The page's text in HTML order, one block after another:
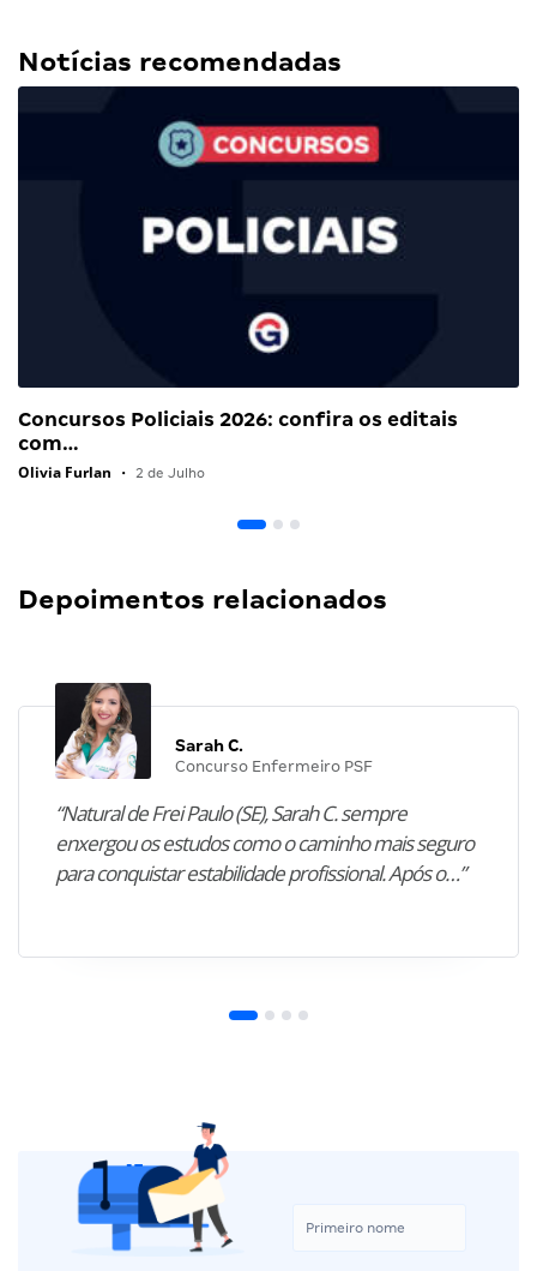
Notícias recomendadas
Concursos Policiais 2026: confira os editais
com…
Olivia Furlan • 2 de Julho
Depoimentos relacionados
Sarah C.
Concurso Enfermeiro PSF
“Natural de Frei Paulo (SE), Sarah C. sempre
enxergou os estudos como o caminho mais seguro
para conquistar estabilidade profissional. Após o…”